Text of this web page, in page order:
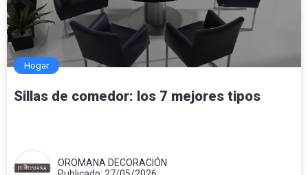
Hogar
Sillas de comedor: los 7 mejores tipos
OROMANA DECORACIÓN